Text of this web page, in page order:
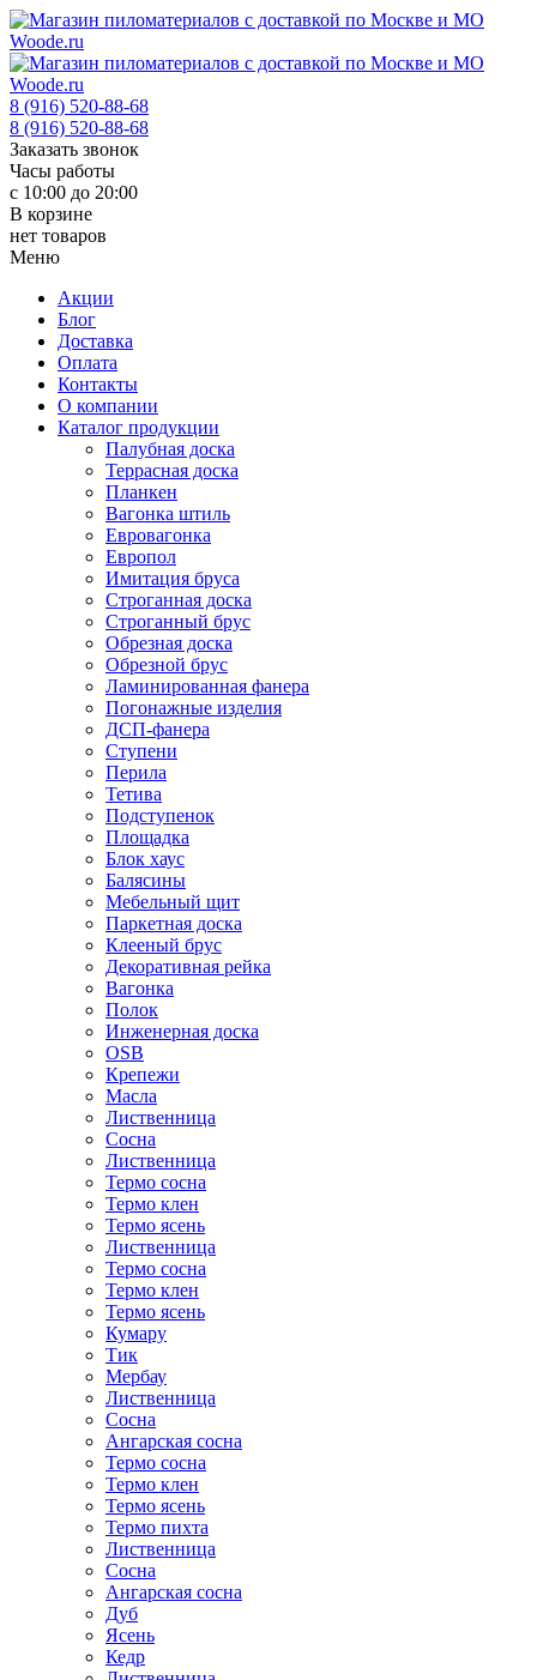
8 (916) 520-88-68
8 (916) 520-88-68
Заказать звонок
Часы работы
с 10:00 до 20:00
В корзине
нет товаров
Меню
Акции
Блог
Доставка
Оплата
Контакты
О компании
Каталог продукции
Палубная доска
Террасная доска
Планкен
Вагонка штиль
Евровагонка
Европол
Имитация бруса
Строганная доска
Строганный брус
Обрезная доска
Обрезной брус
Ламинированная фанера
Погонажные изделия
ДСП-фанера
Ступени
Перила
Тетива
Подступенок
Площадка
Блок хаус
Балясины
Мебельный щит
Паркетная доска
Клееный брус
Декоративная рейка
Вагонка
Полок
Инженерная доска
OSB
Крепежи
Масла
Лиственница
Сосна
Лиственница
Термо сосна
Термо клен
Термо ясень
Лиственница
Термо сосна
Термо клен
Термо ясень
Кумару
Тик
Мербау
Лиственница
Сосна
Ангарская сосна
Термо сосна
Термо клен
Термо ясень
Термо пихта
Лиственница
Сосна
Ангарская сосна
Дуб
Ясень
Кедр